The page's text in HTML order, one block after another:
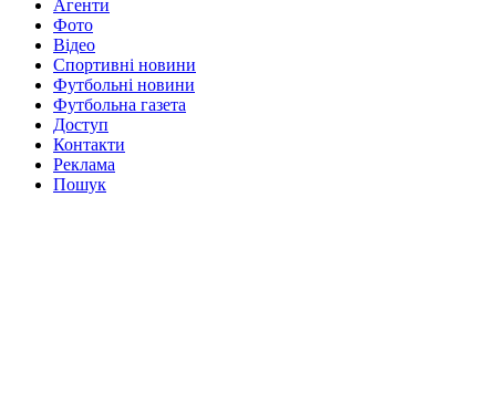
Агенти
Фото
Відео
Спортивні новини
Футбольні новини
Футбольна газета
Доступ
Контакти
Реклама
Пошук